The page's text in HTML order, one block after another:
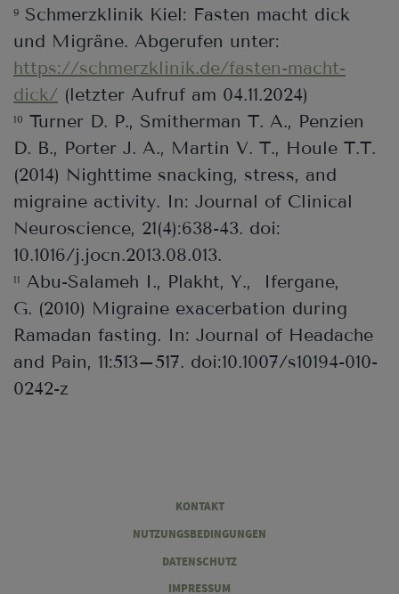
9 Schmerzklinik Kiel: Fasten macht dick
und Migräne. Abgerufen unter:
https://schmerzklinik.de/fasten-macht-
dick/ (letzter Aufruf am 04.11.2024)
10 Turner D. P., Smitherman T. A., Penzien
D. B., Porter J. A., Martin V. T., Houle T.T.
(2014) Nighttime snacking, stress, and
migraine activity. In: Journal of Clinical
Neuroscience, 21(4):638-43. doi:
10.1016/j.jocn.2013.08.013.
11
Abu-Salameh I., Plakht, Y., Ifergane,
G. (2010) Migraine exacerbation during
Ramadan fasting. In: Journal of Headache
and Pain, 11:513–517. doi:10.1007/s10194-010-
0242-z
KONTAKT
NUTZUNGSBEDINGUNGEN
DATENSCHUTZ
IMPRESSUM